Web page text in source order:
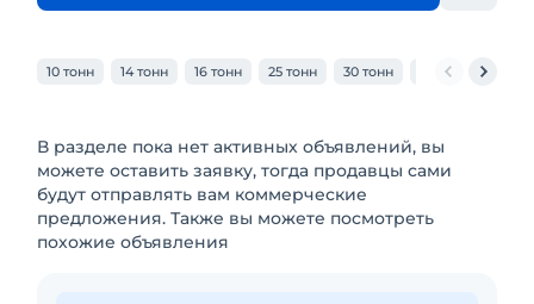
10 тонн 14 тонн 16 тонн 25 тонн 30 тонн 32 тонн
В разделе пока нет активных объявлений, вы
можете оставить заявку, тогда продавцы сами
будут отправлять вам коммерческие
предложения. Также вы можете посмотреть
похожие объявления